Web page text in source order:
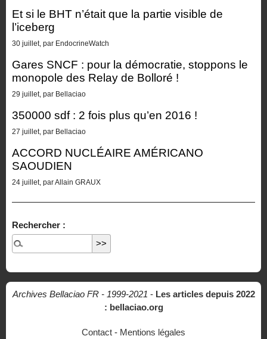
Et si le BHT n’était que la partie visible de
l’iceberg
30 juillet, par EndocrineWatch
Gares SNCF : pour la démocratie, stoppons le
monopole des Relay de Bolloré !
29 juillet, par Bellaciao
350000 sdf : 2 fois plus qu’en 2016 !
27 juillet, par Bellaciao
ACCORD NUCLÉAIRE AMÉRICANO
SAOUDIEN
24 juillet, par Allain GRAUX
Rechercher :
Archives Bellaciao FR - 1999-2021 - Les articles depuis 2022
: bellaciao.org
Contact - Mentions légales